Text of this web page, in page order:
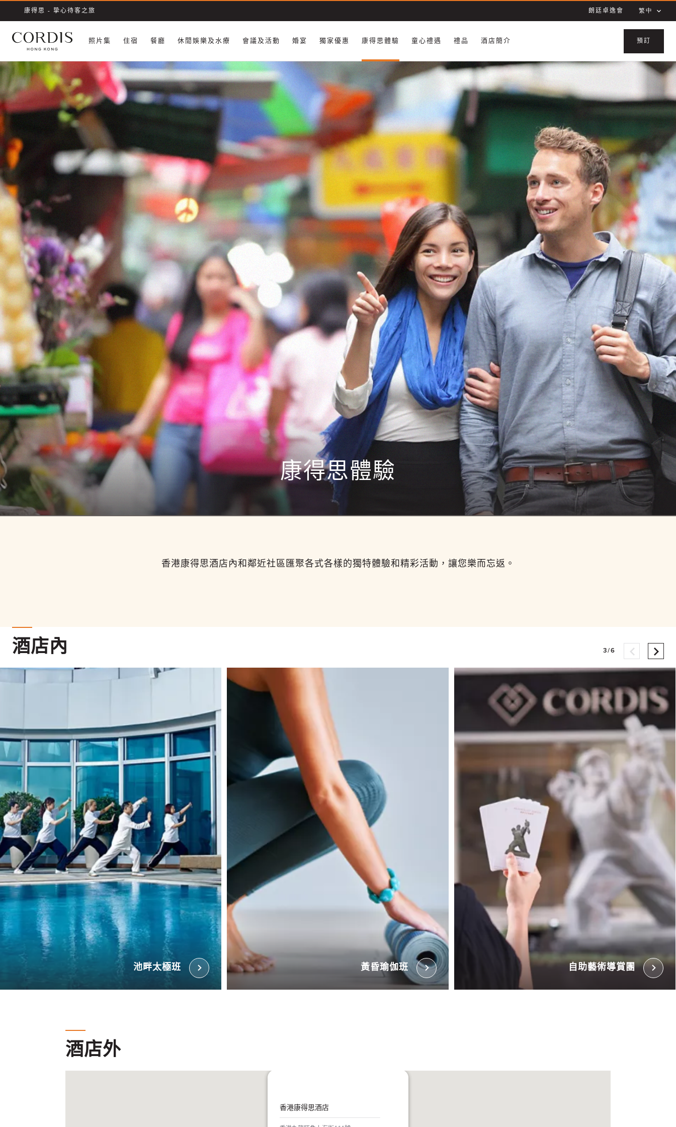
康得思 - 挚心待客之旅 朗廷卓逸會 繁中
照片集 ​住宿 餐廳 休閒娛樂及水療 會議及活動 婚宴 獨家優惠 康得思體驗 童心禮遇 禮品 酒店簡介 預訂
康得思體驗
香港康得思酒店內和鄰近社區匯聚各式各樣的獨特體驗和精彩活動，讓您樂而忘返。
酒店內
池畔太極班 黃昏瑜伽班 自助藝術導賞團
3/6
酒店外
香港康得思酒店